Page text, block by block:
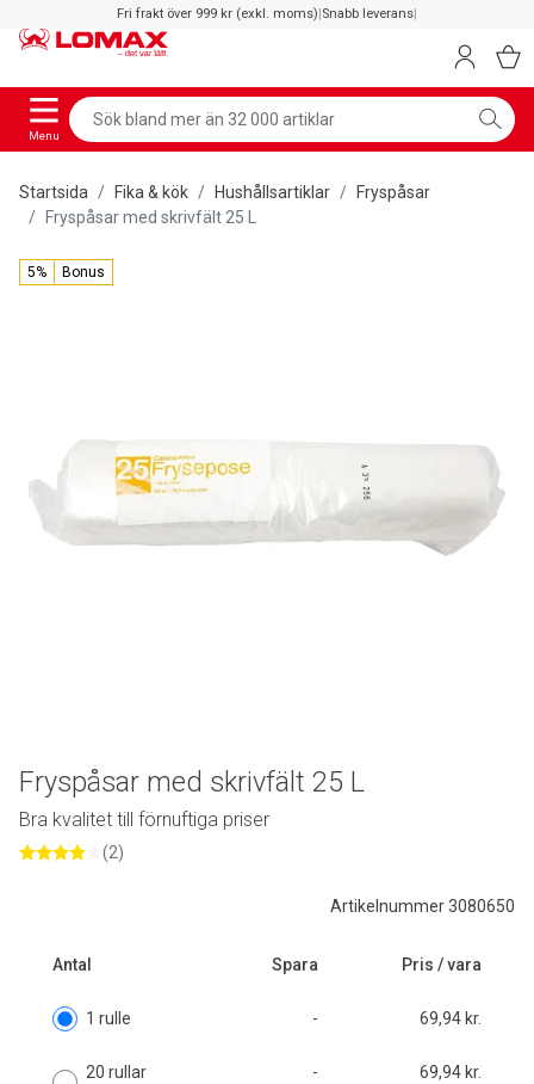
Fri frakt över 999 kr (exkl. moms)|Snabb leverans|
Menu
Startsida Fika & kök Hushållsartiklar
Fryspåsar
Fryspåsar med skrivfält 25 L
5% Bonus
Artikelnummer 3080650
Antal Spara Pris / vara
1 rulle - 69,94 kr.
20 rullar - 69,94 kr.
Fryspåsar med skrivfält 25 L
Bra kvalitet till förnuftiga priser
(2)